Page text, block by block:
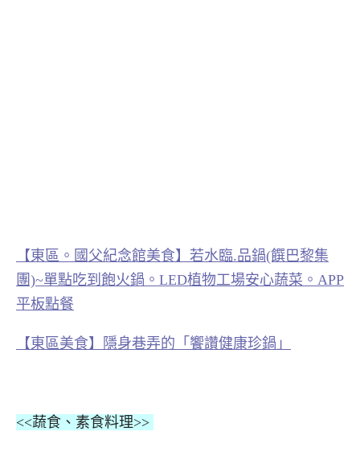
【東區。國父紀念館美食】若水臨.品鍋(饌巴黎集
團)~單點吃到飽火鍋。LED植物工場安心蔬菜。APP
平板點餐
【東區美食】隱身巷弄的「饗讚健康珍鍋」
<<蔬食、素食料理>>